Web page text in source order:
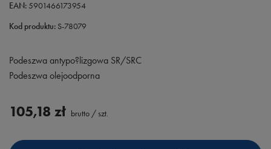
EAN:5901466173954
Kod produktu: S-78079
Podeszwa antypo?lizgowa SR/SRC
Podeszwa olejoodporna
105,18 zł brutto / szt.